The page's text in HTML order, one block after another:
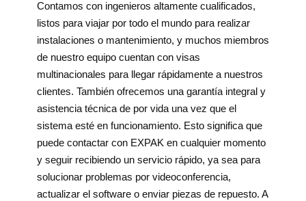
Contamos con ingenieros altamente cualificados,
listos para viajar por todo el mundo para realizar
instalaciones o mantenimiento, y muchos miembros
de nuestro equipo cuentan con visas
multinacionales para llegar rápidamente a nuestros
clientes. También ofrecemos una garantía integral y
asistencia técnica de por vida una vez que el
sistema esté en funcionamiento. Esto significa que
puede contactar con EXPAK en cualquier momento
y seguir recibiendo un servicio rápido, ya sea para
solucionar problemas por videoconferencia,
actualizar el software o enviar piezas de repuesto. A